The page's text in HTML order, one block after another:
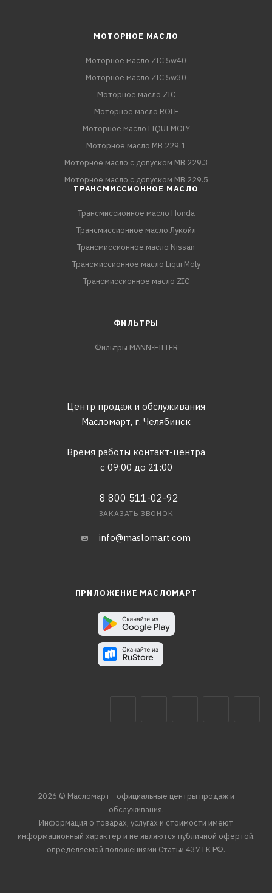
МОТОРНОЕ МАСЛО
Моторное масло ZIC 5w40
Моторное масло ZIC 5w30
Моторное масло ZIC
Моторное масло ROLF
Моторное масло LIQUI MOLY
Моторное масло MB 229.1
Моторное масло с допуском MB 229.3
Моторное масло с допуском MB 229.5
ТРАНСМИССИОННОЕ МАСЛО
Трансмиссионное масло Honda
Трансмиссионное масло Лукойл
Трансмиссионное масло Nissan
Трансмиссионное масло Liqui Moly
Трансмиссионное масло ZIC
ФИЛЬТРЫ
Фильтры MANN-FILTER
Центр продаж и обслуживания
Масломарт, г. Челябинск
Время работы контакт-центра
с 09:00 до 21:00
8 800 511-02-92
ЗАКАЗАТЬ ЗВОНОК
info@maslomart.com
ПРИЛОЖЕНИЕ МАСЛОМАРТ
2026 © Масломарт - официальные центры продаж и
обслуживания.
Информация о товарах, услугах и стоимости имеют
информационный характер и не являются публичной офертой,
определяемой положениями Статьи 437 ГК РФ.